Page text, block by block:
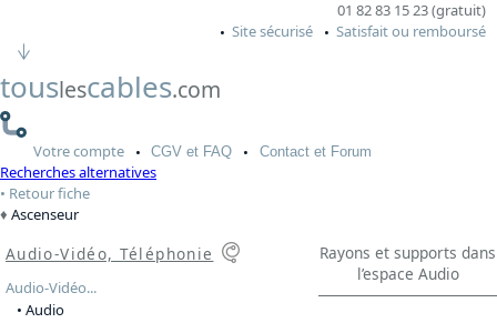
01 82 83 15 23 (gratuit)
Site sécurisé
Satisfait ou remboursé
touslescables.com
Votrecompte CGV et FAQ Contactet Forum
Recherches alternatives
Retour fiche
Ascenseur
Rayons et supports dans
l’espace Audio
Audio-Vidéo, Téléphonie
Audio-Vidéo...
• Audio